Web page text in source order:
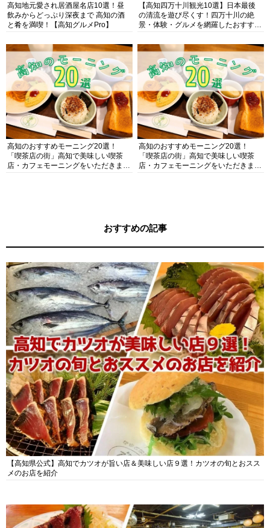
高知地元愛され居酒屋名店10選！昼
飲みからどっぷり深夜まで 高知の酒
と肴を満喫！【高知グルメPro】
【高知四万十川観光10選】日本最後
の清流を遊び尽くす！四万十川の絶
景・体験・グルメを網羅したおすすめ
高知のおすすめモーニング20選！
「喫茶店の街」高知で美味しい喫茶
店・カフェモーニングをいただきま
高知のおすすめモーニング20選！
「喫茶店の街」高知で美味しい喫茶
店・カフェモーニングをいただきま
おすすめの記事
【高知県公式】高知でカツオが旨い店＆美味しい店９選！カツオの旬とおスス
メのお店を紹介